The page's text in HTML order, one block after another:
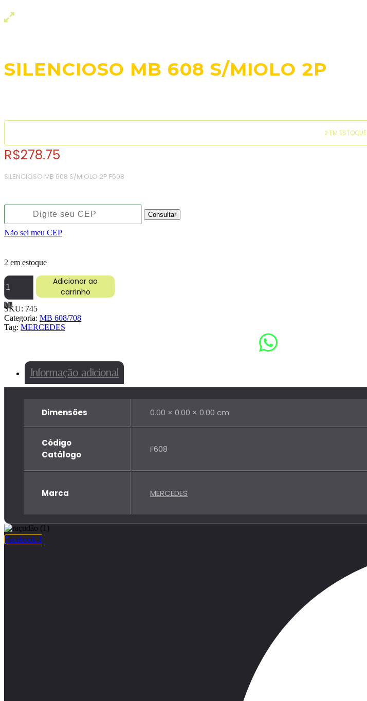
SILENCIOSO MB 608 S/MIOLO 2P
2 EM ESTOQUE
R$278.75
SILENCIOSO MB 608 S/MIOLO 2P F608
Consultar
Não sei meu CEP
2 em estoque
SILENCIOSO
MB
608
S/MIOLO
2P
quantidade
Adicionar ao
carrinho
SKU: 745
Categoria: MB 608/708
Tag: MERCEDES
Informação adicional
Dimensões 0.00 × 0.00 × 0.00 cm
Código
Catálogo
F608
Marca MERCEDES
Facebook-f